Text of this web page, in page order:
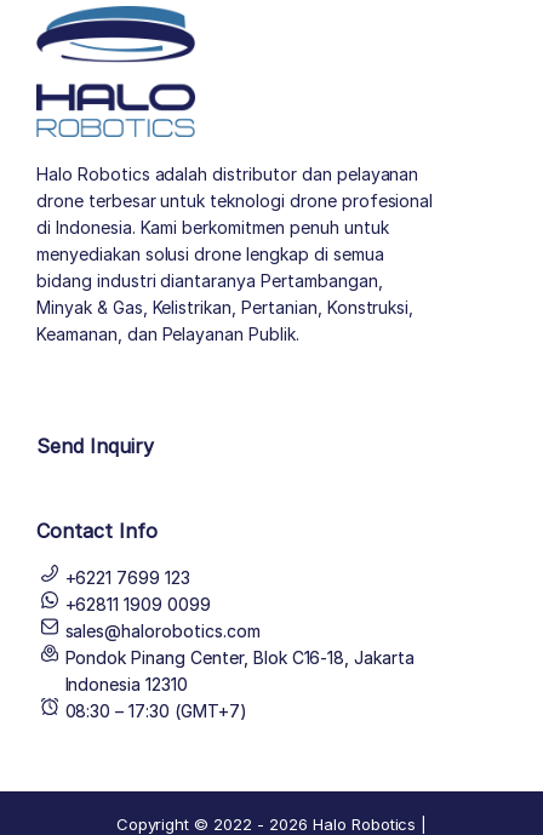
Halo Robotics adalah distributor dan pelayanan
drone terbesar untuk teknologi drone profesional
di Indonesia. Kami berkomitmen penuh untuk
menyediakan solusi drone lengkap di semua
bidang industri diantaranya Pertambangan,
Minyak & Gas, Kelistrikan, Pertanian, Konstruksi,
Keamanan, dan Pelayanan Publik.
Send Inquiry
Contact Info
+6221 7699 123
+62811 1909 0099
sales@halorobotics.com
Pondok Pinang Center, Blok C16-18, Jakarta
Indonesia 12310
08:30 – 17:30 (GMT+7)
Copyright © 2022 - 2026 Halo Robotics |